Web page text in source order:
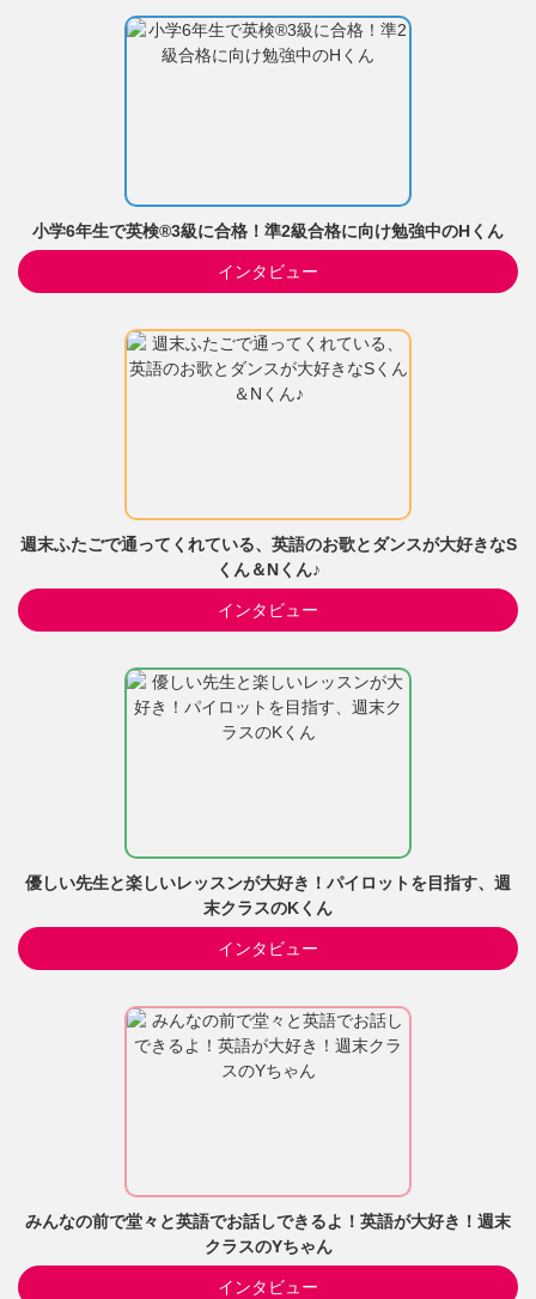
小学6年生で英検®3級に合格！準2級合格に向け勉強中のHくん
インタビュー
週末ふたごで通ってくれている、英語のお歌とダンスが大好きなS
くん＆Nくん♪
インタビュー
優しい先生と楽しいレッスンが大好き！パイロットを目指す、週
末クラスのKくん
インタビュー
みんなの前で堂々と英語でお話しできるよ！英語が大好き！週末
クラスのYちゃん
インタビュー